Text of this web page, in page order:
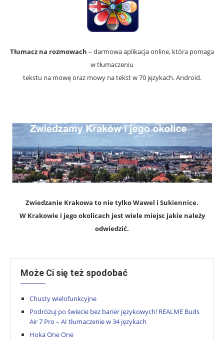
Tłumacz na rozmowach – darmowa aplikacja online, która pomaga
w tłumaczeniu
tekstu na mowę oraz mowy na tekst w 70 językach. Android.
Zwiedzanie Krakowa to nie tylko Wawel i Sukiennice.
W Krakowie i jego okolicach jest wiele miejsc jakie należy
odwiedzić.
Może Ci się też spodobać
Chusty wielofunkcyjne
Podróżuj po świecie bez barier językowych! REALME Buds
Air 7 Pro – AI tłumaczenie w 34 językach
Hoka One One